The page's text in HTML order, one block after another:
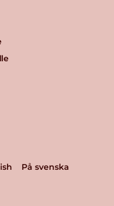
På svenska